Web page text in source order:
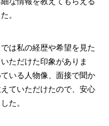
。
は私の経歴や希望を見た
ただけた印象がありま
いる人物像、面接で聞か
ていただけたので、安心
た。